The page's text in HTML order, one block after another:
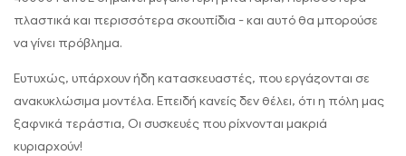
πλαστικά και περισσότερα σκουπίδια - και αυτό θα μπορούσε
να γίνει πρόβλημα.
Ευτυχώς, υπάρχουν ήδη κατασκευαστές, που εργάζονται σε
ανακυκλώσιμα μοντέλα. Επειδή κανείς δεν θέλει, ότι η πόλη μας
ξαφνικά τεράστια, Οι συσκευές που ρίχνονται μακριά
κυριαρχούν!